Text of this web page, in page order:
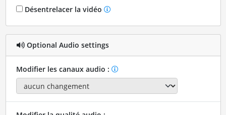
Désentrelacer la vidéo
Optional Audio settings
Modifier les canaux audio :